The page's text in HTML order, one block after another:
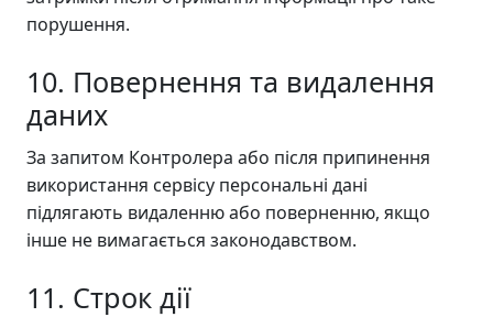
порушення.
10. Повернення та видалення
даних
За запитом Контролера або після припинення
використання сервісу персональні дані
підлягають видаленню або поверненню, якщо
інше не вимагається законодавством.
11. Строк дії